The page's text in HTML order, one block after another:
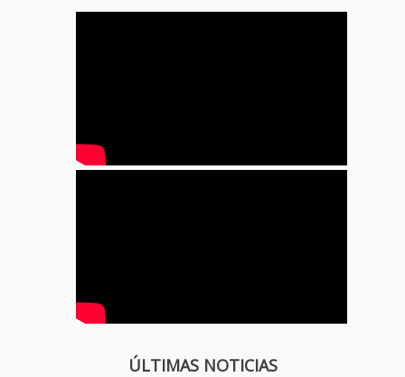
ÚLTIMAS NOTICIAS